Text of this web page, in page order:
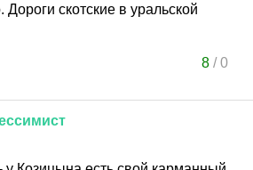
скотские в уральской
8/0